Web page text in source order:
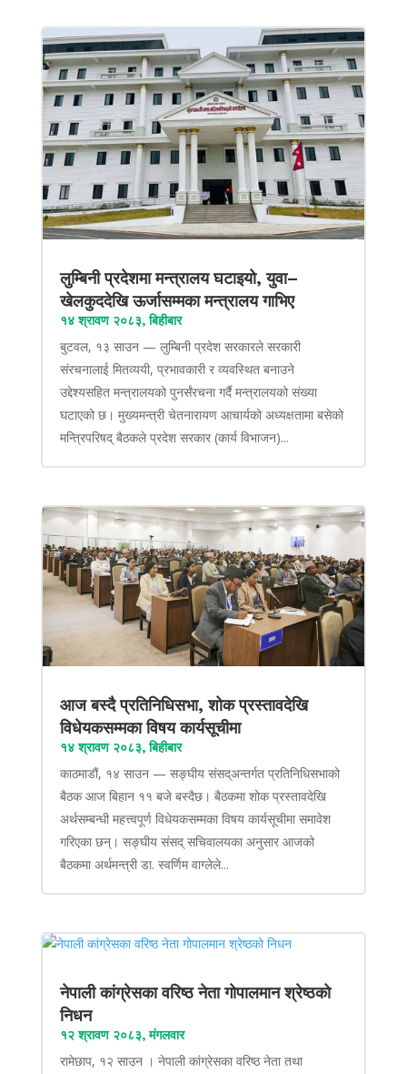
लुम्बिनी प्रदेशमा मन्त्रालय घटाइयो, युवा–
खेलकुददेखि ऊर्जासम्मका मन्त्रालय गाभिए
१४ श्रावण २०८३, बिहीबार
बुटवल, १३ साउन — लुम्बिनी प्रदेश सरकारले सरकारी
संरचनालाई मितव्ययी, प्रभावकारी र व्यवस्थित बनाउने
उद्देश्यसहित मन्त्रालयको पुनर्संरचना गर्दै मन्त्रालयको संख्या
घटाएको छ। मुख्यमन्त्री चेतनारायण आचार्यको अध्यक्षतामा बसेको
मन्त्रिपरिषद् बैठकले प्रदेश सरकार (कार्य विभाजन)...
आज बस्दै प्रतिनिधिसभा, शोक प्रस्तावदेखि
विधेयकसम्मका विषय कार्यसूचीमा
१४ श्रावण २०८३, बिहीबार
काठमाडौं, १४ साउन — सङ्घीय संसद्अन्तर्गत प्रतिनिधिसभाको
बैठक आज बिहान ११ बजे बस्दैछ। बैठकमा शोक प्रस्तावदेखि
अर्थसम्बन्धी महत्त्वपूर्ण विधेयकसम्मका विषय कार्यसूचीमा समावेश
गरिएका छन्। सङ्घीय संसद् सचिवालयका अनुसार आजको
बैठकमा अर्थमन्त्री डा. स्वर्णिम वाग्लेले...
नेपाली कांग्रेसका वरिष्ठ नेता गोपालमान श्रेष्ठको
निधन
१२ श्रावण २०८३, मंगलवार
रामेछाप, १२ साउन । नेपाली कांग्रेसका वरिष्ठ नेता तथा